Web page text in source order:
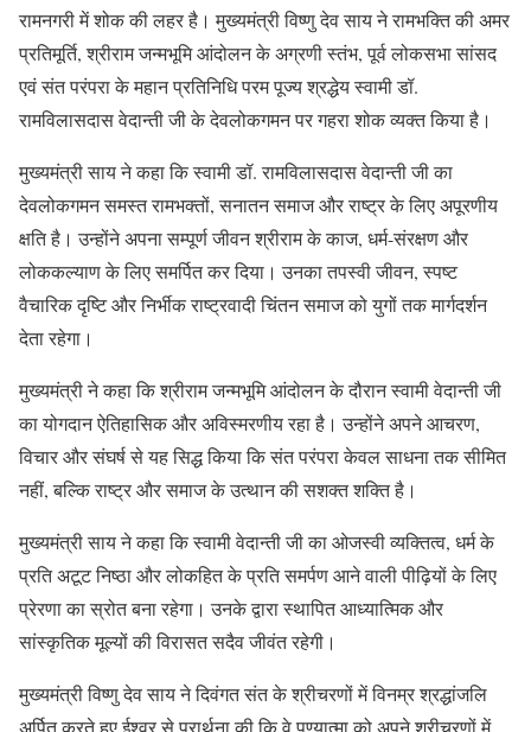
रामनगरी में शोक की लहर है। मुख्यमंत्री विष्णु देव साय ने रामभक्ति की अमर
प्रतिमूर्ति, श्रीराम जन्मभूमि आंदोलन के अग्रणी स्तंभ, पूर्व लोकसभा सांसद
एवं संत परंपरा के महान प्रतिनिधि परम पूज्य श्रद्धेय स्वामी डॉ.
रामविलासदास वेदान्ती जी के देवलोकगमन पर गहरा शोक व्यक्त किया है।
मुख्यमंत्री साय ने कहा कि स्वामी डॉ. रामविलासदास वेदान्ती जी का
देवलोकगमन समस्त रामभक्तों, सनातन समाज और राष्ट्र के लिए अपूरणीय
क्षति है। उन्होंने अपना सम्पूर्ण जीवन श्रीराम के काज, धर्म-संरक्षण और
लोककल्याण के लिए समर्पित कर दिया। उनका तपस्वी जीवन, स्पष्ट
वैचारिक दृष्टि और निर्भीक राष्ट्रवादी चिंतन समाज को युगों तक मार्गदर्शन
देता रहेगा।
मुख्यमंत्री ने कहा कि श्रीराम जन्मभूमि आंदोलन के दौरान स्वामी वेदान्ती जी
का योगदान ऐतिहासिक और अविस्मरणीय रहा है। उन्होंने अपने आचरण,
विचार और संघर्ष से यह सिद्ध किया कि संत परंपरा केवल साधना तक सीमित
नहीं, बल्कि राष्ट्र और समाज के उत्थान की सशक्त शक्ति है।
मुख्यमंत्री साय ने कहा कि स्वामी वेदान्ती जी का ओजस्वी व्यक्तित्व, धर्म के
प्रति अटूट निष्ठा और लोकहित के प्रति समर्पण आने वाली पीढ़ियों के लिए
प्रेरणा का स्रोत बना रहेगा। उनके द्वारा स्थापित आध्यात्मिक और
सांस्कृतिक मूल्यों की विरासत सदैव जीवंत रहेगी।
मुख्यमंत्री विष्णु देव साय ने दिवंगत संत के श्रीचरणों में विनम्र श्रद्धांजलि
अर्पित करते हुए ईश्वर से प्रार्थना की कि वे पुण्यात्मा को अपने श्रीचरणों में